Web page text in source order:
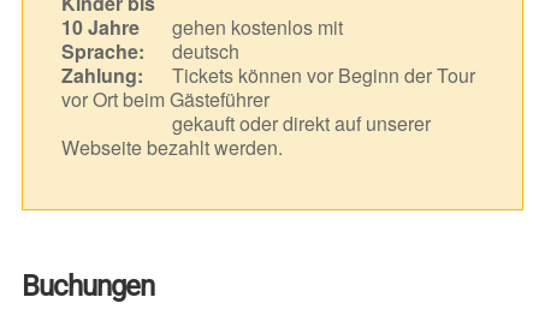
10 Jahre
gehen kostenlos mit
Sprache:
deutsch
Zahlung:
Tickets können vor Beginn der Tour
vor Ort beim Gästeführer
gekauft oder direkt auf unserer
Webseite bezahlt werden.
Buchungen